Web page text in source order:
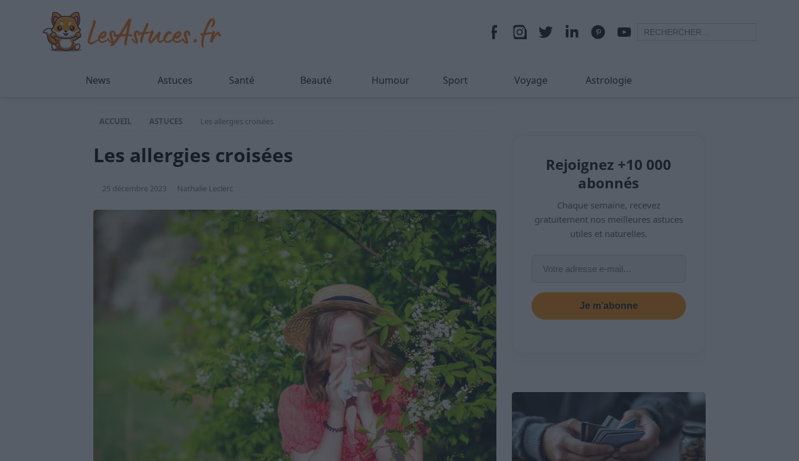
News Astuces Santé Beauté Humour Sport Voyage Astrologie
ACCUEIL ASTUCES Les allergies croisées
Les allergies croisées
25 décembre 2023 Nathalie Leclerc
Rejoignez +10 000
abonnés
Chaque semaine, recevez
gratuitement nos meilleures astuces
utiles et naturelles.
Je m’abonne